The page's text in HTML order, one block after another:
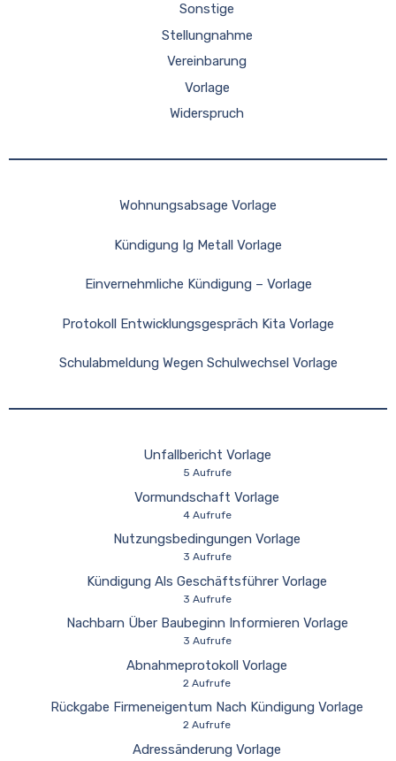
Sonstige
Stellungnahme
Vereinbarung
Vorlage
Widerspruch
Wohnungsabsage Vorlage
Kündigung Ig Metall Vorlage
Einvernehmliche Kündigung – Vorlage
Protokoll Entwicklungsgespräch Kita Vorlage
Schulabmeldung Wegen Schulwechsel Vorlage
Unfallbericht Vorlage
5 Aufrufe
Vormundschaft Vorlage
4 Aufrufe
Nutzungsbedingungen Vorlage
3 Aufrufe
Kündigung Als Geschäftsführer Vorlage
3 Aufrufe
Nachbarn Über Baubeginn Informieren Vorlage
3 Aufrufe
Abnahmeprotokoll Vorlage
2 Aufrufe
Rückgabe Firmeneigentum Nach Kündigung Vorlage
2 Aufrufe
Adressänderung Vorlage